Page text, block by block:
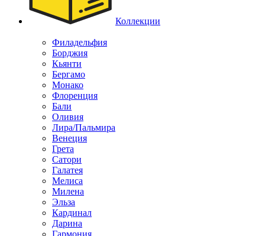
Коллекции
Филадельфия
Борджия
Кьянти
Бергамо
Монако
Флоренция
Бали
Оливия
Лира/Пальмира
Венеция
Грета
Сатори
Галатея
Мелиса
Милена
Эльза
Кардинал
Дарина
Гармония